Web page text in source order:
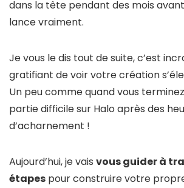
dans la tête pendant des mois
lance vraiment.
Je vous le dis tout de suite, c’est
gratifiant de voir votre création
Un peu comme quand vous
partie difficile sur Halo après des
d’acharnement !
Aujourd’hui, je vais vous guider à
étapes pour construire votre